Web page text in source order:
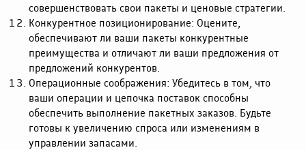
совершенствовать свои пакеты и ценовые стратегии.
Конкурентное позиционирование: Оцените,
обеспечивают ли ваши пакеты конкурентные
преимущества и отличают ли ваши предложения от
предложений конкурентов.
Операционные соображения: Убедитесь в том, что
ваши операции и цепочка поставок способны
обеспечить выполнение пакетных заказов. Будьте
готовы к увеличению спроса или изменениям в
управлении запасами.